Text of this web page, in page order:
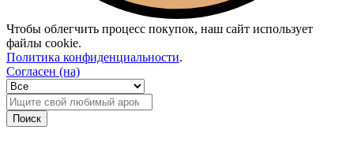
Чтобы облегчить процесс покупок, наш сайт использует
файлы cookie.
Политика конфиденциальности.
Согласен (на)
Поиск